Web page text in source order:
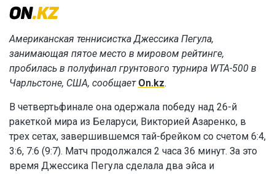
Американская теннисистка Джессика Пегула,
занимающая пятое место в мировом рейтинге,
пробилась в полуфинал грунтового турнира WTA-500 в
Чарльстоне, США, сообщает On.kz.
В четвертьфинале она одержала победу над 26-й
ракеткой мира из Беларуси, Викторией Азаренко, в
трех сетах, завершившемся тай-брейком со счетом 6:4,
3:6, 7:6 (9:7). Матч продолжался 2 часа 36 минут. За это
время Джессика Пегула сделала два эйса и